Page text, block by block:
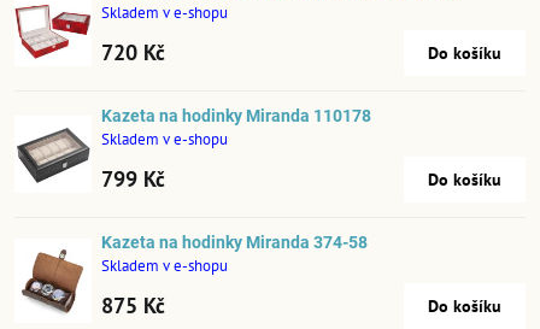
Skladem v e-shopu
720 Kč Do košíku
Kazeta na hodinky Miranda 110178
Skladem v e-shopu
799 Kč Do košíku
Kazeta na hodinky Miranda 374-58
Skladem v e-shopu
875 Kč Do košíku